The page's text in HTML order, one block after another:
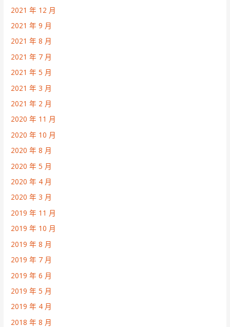
2021 年 12 月
2021 年 9 月
2021 年 8 月
2021 年 7 月
2021 年 5 月
2021 年 3 月
2021 年 2 月
2020 年 11 月
2020 年 10 月
2020 年 8 月
2020 年 5 月
2020 年 4 月
2020 年 3 月
2019 年 11 月
2019 年 10 月
2019 年 8 月
2019 年 7 月
2019 年 6 月
2019 年 5 月
2019 年 4 月
2018 年 8 月